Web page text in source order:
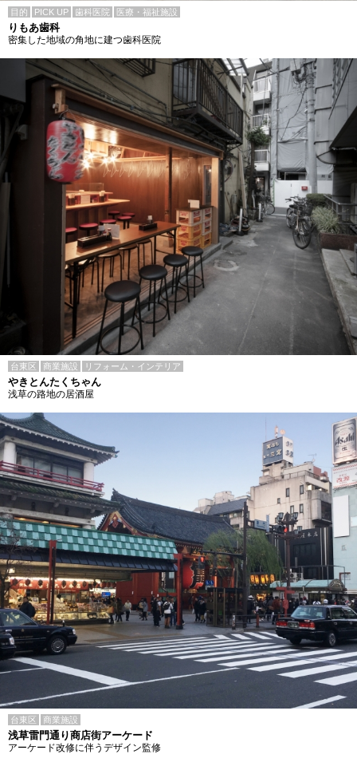
目的 PICK UP 歯科医院 医療・福祉施設
りもあ歯科
密集した地域の角地に建つ歯科医院
台東区 商業施設 リフォーム・インテリア
やきとんたくちゃん
浅草の路地の居酒屋
台東区 商業施設
浅草雷門通り商店街アーケード
アーケード改修に伴うデザイン監修